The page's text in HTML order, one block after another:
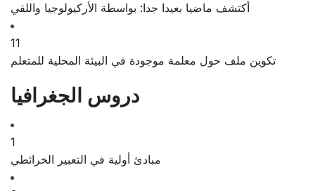
أكتشف ماضيا بعيدا جدا: بواسطة الأركيولوجيا واللقي
11
تكوين ملف حول معلمة موجودة في البيئة المحلية للمتعلم
دروس الجغرافيا
1
مبادئ أولية في التعبير الخرائطي